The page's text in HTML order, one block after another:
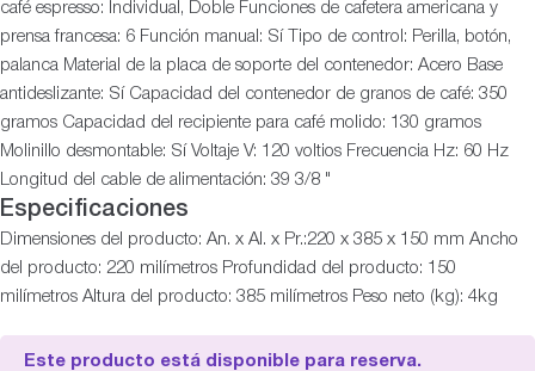
café espresso: Individual, Doble Funciones de cafetera americana y
prensa francesa: 6 Función manual: Sí Tipo de control: Perilla, botón,
palanca Material de la placa de soporte del contenedor: Acero Base
antideslizante: Sí Capacidad del contenedor de granos de café: 350
gramos Capacidad del recipiente para café molido: 130 gramos
Molinillo desmontable: Sí Voltaje V: 120 voltios Frecuencia Hz: 60 Hz
Longitud del cable de alimentación: 39 3/8 "
Especificaciones
Dimensiones del producto: An. x Al. x Pr.:220 x 385 x 150 mm Ancho
del producto: 220 milímetros Profundidad del producto: 150
milímetros Altura del producto: 385 milímetros Peso neto (kg): 4kg
Este producto está disponible para reserva.